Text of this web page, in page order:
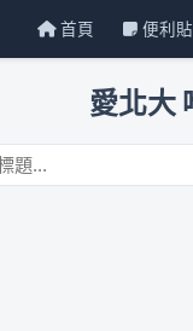
首頁 便利
愛北大